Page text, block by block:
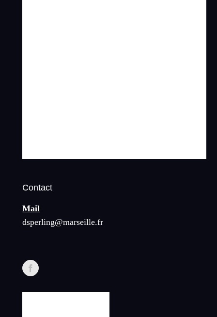
Contact
Mail
dsperling@marseille.fr